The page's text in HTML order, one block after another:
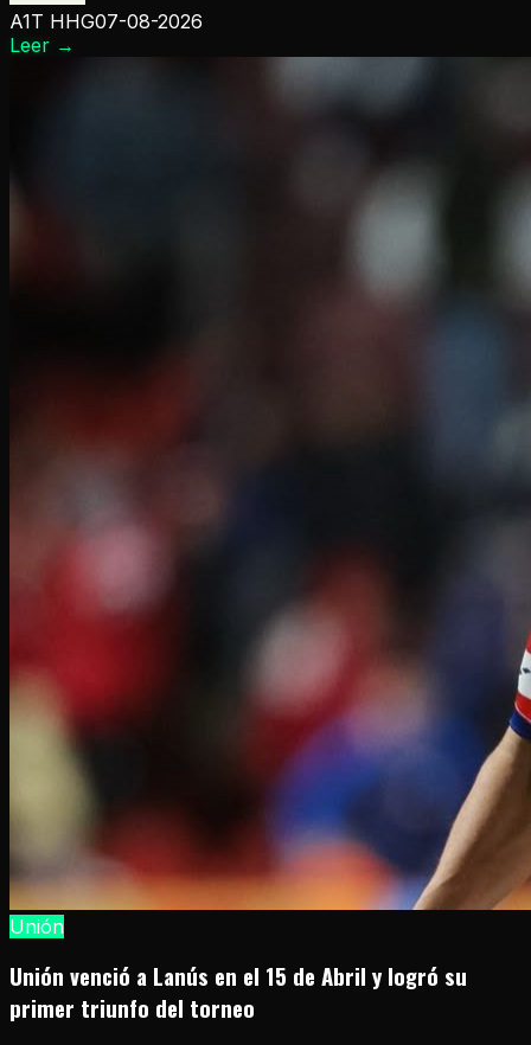
A1T HHG07-08-2026
Leer →
Unión
Unión venció a Lanús en el 15 de Abril y logró su
primer triunfo del torneo